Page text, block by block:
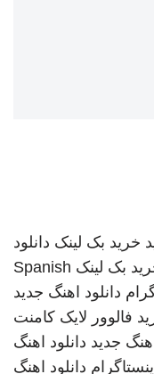
خرید بک لینک دانلود
بک لینک Spanish
دانلود اهنگ جدید
فالوور لایک کامنت
جدید دانلود اهنگ
دانلود اهنگ